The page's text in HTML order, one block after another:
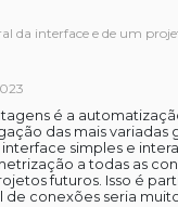
da interface e de um
é a
das mais
simples e
a todas as
futuros. Isso é
de conexões seria